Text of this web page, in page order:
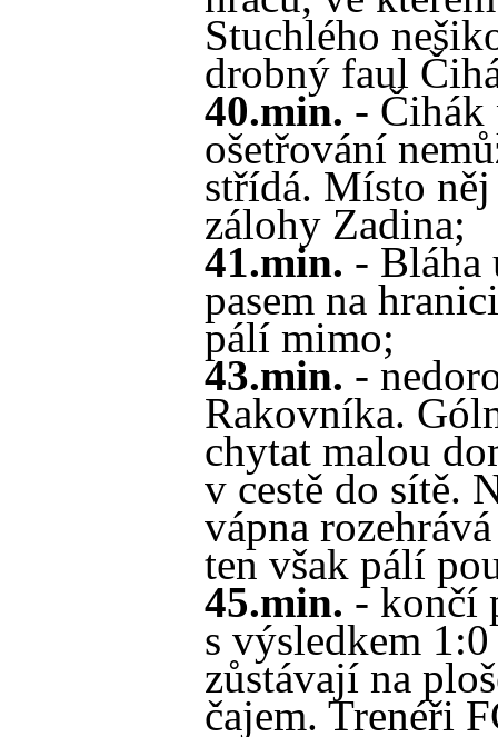
Stuchlého
drobný faul
40.min. - Čihák
ošetřování
střídá. Místo
zálohy Zadina;
41.min. - Bláha
pasem na
pálí mimo;
43.min. -
Rakovníka.
chytat malou
v cestě do sítě.
vápna
ten však pálí
45.min. - končí
s výsledkem
zůstávají na
čajem. Trenéři